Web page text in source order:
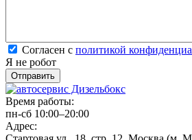
Согласен с политикой
Согласен с политикой
Я не робот
Время работы:
пн-сб 10:00–20:00
Адрес: